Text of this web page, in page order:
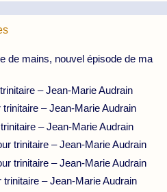
de mains, nouvel épisode de ma
– Jean-Marie Audrain
trinitaire – Jean-Marie Audrain
– Jean-Marie Audrain
trinitaire – Jean-Marie Audrain
trinitaire – Jean-Marie Audrain
trinitaire – Jean-Marie Audrain